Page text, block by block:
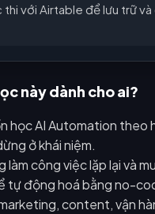
thi với Airtable để lưu trữ
này dành cho ai?
học AI Automation theo
ở khái niệm.
làm công việc lặp lại và
tự động hoá bằng no-
content, vận